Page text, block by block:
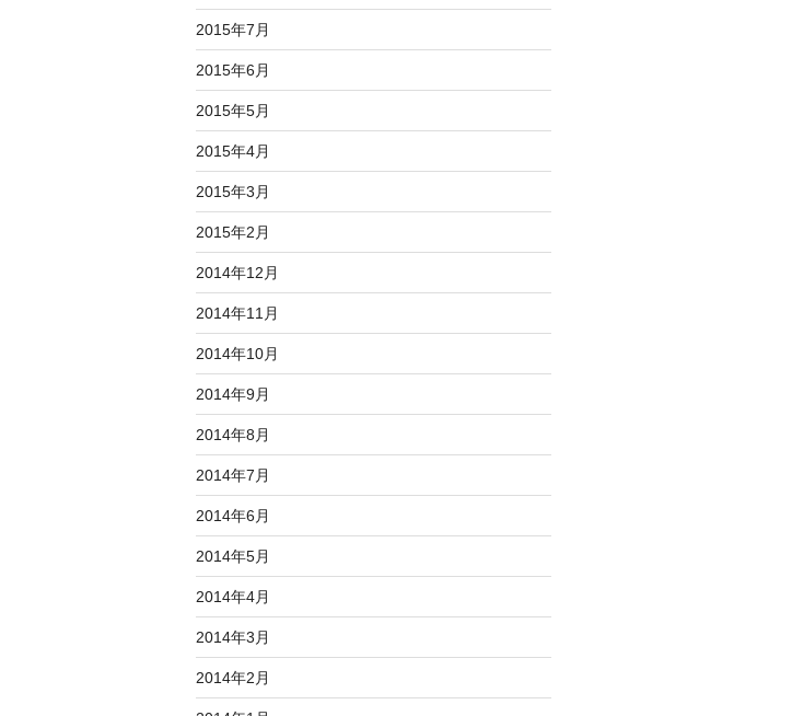
2015年7月
2015年6月
2015年5月
2015年4月
2015年3月
2015年2月
2014年12月
2014年11月
2014年10月
2014年9月
2014年8月
2014年7月
2014年6月
2014年5月
2014年4月
2014年3月
2014年2月